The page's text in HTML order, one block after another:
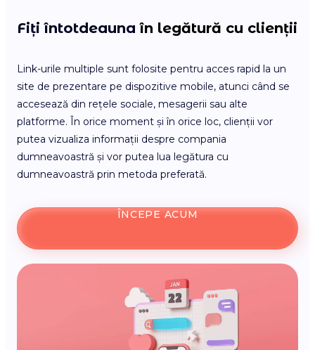
Fiți întotdeaunaîn legătură cu clienții
Link-urile multiple sunt folosite pentru acces rapid la un
site de prezentare pe dispozitive mobile, atunci când se
accesează din rețele sociale, mesagerii sau alte
platforme. În orice moment și în orice loc, clienții vor
putea vizualiza informații despre compania
dumneavoastră și vor putea lua legătura cu
dumneavoastră prin metoda preferată.
ÎNCEPE ACUM